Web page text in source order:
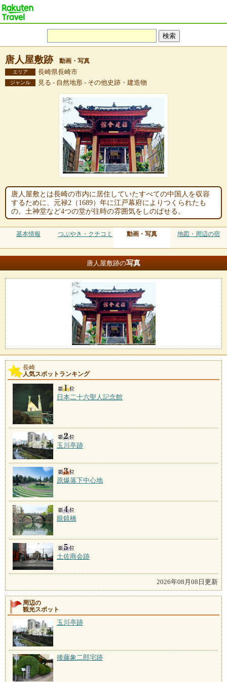
唐人屋敷跡 動画・写真
エリア 長崎県長崎市
ジャンル 見る - 自然地形 - その他史跡・建造物
唐人屋敷とは長崎の市内に居住していたすべての中国人を収容
するために、元禄2（1689）年に江戸幕府によりつくられたも
の。土神堂など4つの堂が往時の雰囲気をしのばせる。
基本情報 つぶやき・クチコミ 動画・写真 地図・周辺の宿
唐人屋敷跡の写真
長崎
人気スポットランキング
日本二十六聖人記念館
玉川亭跡
原爆落下中心地
眼鏡橋
土佐商会跡
2026年08月08日更新
周辺の
観光スポット
玉川亭跡
後藤象二郎宅跡